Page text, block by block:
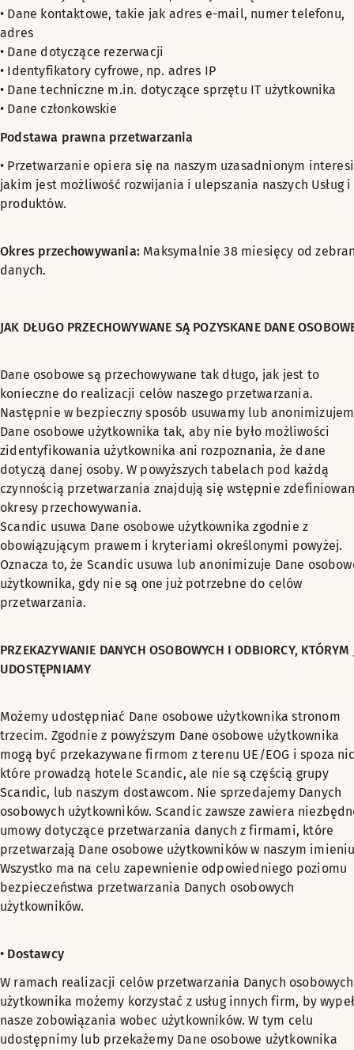
• Dane kontaktowe, takie jak adres e-mail, numer telefonu,
adres
• Dane dotyczące rezerwacji
• Identyfikatory cyfrowe, np. adres IP
• Dane techniczne m.in. dotyczące sprzętu IT użytkownika
• Dane członkowskie
Podstawa prawna przetwarzania
• Przetwarzanie opiera się na naszym uzasadnionym
jakim jest możliwość rozwijania i ulepszania naszych Usług i
produktów.
Okres przechowywania: Maksymalnie 38 miesięcy od
danych.
JAK DŁUGO PRZECHOWYWANE SĄ POZYSKANE DANE
Dane osobowe są przechowywane tak długo, jak jest to
konieczne do realizacji celów naszego przetwarzania.
Następnie w bezpieczny sposób usuwamy lub
Dane osobowe użytkownika tak, aby nie było możliwości
zidentyfikowania użytkownika ani rozpoznania, że dane
dotyczą danej osoby. W powyższych tabelach pod każdą
czynnością przetwarzania znajdują się wstępnie
okresy przechowywania.
Scandic usuwa Dane osobowe użytkownika zgodnie z
obowiązującym prawem i kryteriami określonymi powyżej.
Oznacza to, że Scandic usuwa lub anonimizuje Dane
użytkownika, gdy nie są one już potrzebne do celów
przetwarzania.
PRZEKAZYWANIE DANYCH OSOBOWYCH I ODBIORCY, KTÓRYM
UDOSTĘPNIAMY
Możemy udostępniać Dane osobowe użytkownika stronom
trzecim. Zgodnie z powyższym Dane osobowe użytkownika
mogą być przekazywane firmom z terenu UE/EOG i spoza
które prowadzą hotele Scandic, ale nie są częścią grupy
Scandic, lub naszym dostawcom. Nie sprzedajemy Danych
osobowych użytkowników. Scandic zawsze zawiera
umowy dotyczące przetwarzania danych z firmami, które
przetwarzają Dane osobowe użytkowników w naszym
Wszystko ma na celu zapewnienie odpowiedniego poziomu
bezpieczeństwa przetwarzania Danych osobowych
użytkowników.
• Dostawcy
W ramach realizacji celów przetwarzania Danych osobowych
użytkownika możemy korzystać z usług innych firm, by
nasze zobowiązania wobec użytkowników. W tym celu
udostępnimy lub przekażemy Dane osobowe użytkownika